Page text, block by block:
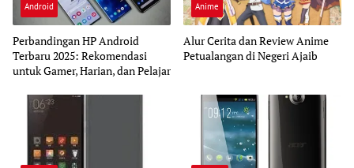
Android
Perbandingan HP Android
Terbaru 2025: Rekomendasi
untuk Gamer, Harian, dan Pelajar
Anime
Alur Cerita dan Review Anime
Petualangan di Negeri Ajaib